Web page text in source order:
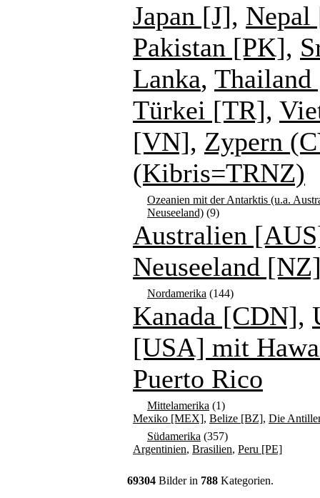
Japan [J],
Pakistan [PK],
Lanka,
Türkei [TR],
[VN], Zypern
(Kibris=TRNZ)
Ozeanien mit der Antarktis (u.a.
Neuseeland) (9)
Australien
Neuseeland
Nordamerika (144)
Kanada [CDN],
[USA] mit
Puerto Rico
Mittelamerika (1)
Mexiko [MEX], Belize [BZ], Die
Südamerika (357)
Argentinien, Brasilien, Peru [PE]
69304 Bilder in 788 Kategorien.